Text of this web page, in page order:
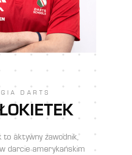
DARTS
to aktywny zawodnik,
darcie amerykańskim